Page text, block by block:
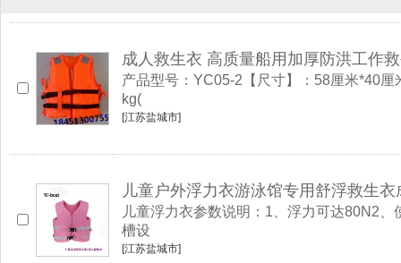
成人救生衣 高质量船用加厚防洪工作
产品型号：YC05-2【尺寸】：58厘米*40
kg(
[江苏盐城市]
儿童户外浮力衣游泳馆专用舒浮救生
儿童浮力衣参数说明：1、浮力可达80N2
槽设
[江苏盐城市]